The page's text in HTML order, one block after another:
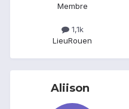
Membre
1,1k
LieuRouen
Aliison